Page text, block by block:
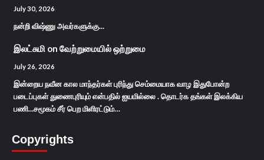
July 30, 2026
நன்றி விஷ்ணு அவர்களுக்கு...
இலட்சுமி on வேற்றுமையில் ஒற்றுமை
July 26, 2026
இன்றைய நவீன கால மாந்தர்கள் புரிந்து செம்மையாக வாழ இதுபோன்ற
படைப்புகள் துணைபுரியும் என்பதில் ஐயமில்லை . தொடர்க தங்கள் இலக்கிய
பணி...சமூகம் சீர் பெற மிளிரட்டும்…
Copyrights